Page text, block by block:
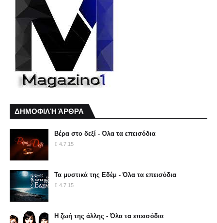
ΔΗΜΟΦΙΛΉ ΆΡΘΡΑ
Βέρα στο δεξί - Όλα τα επεισόδια
4.7.15
Τα μυστικά της Εδέμ - Όλα τα επεισόδια
4.7.15
Η ζωή της άλλης - Όλα τα επεισόδια